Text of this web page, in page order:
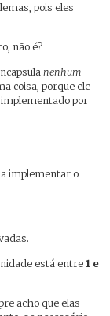
pois eles
não é?
nenhum
coisa, porque ele
implementado por
implementar o
está entre 1 e
acho que elas